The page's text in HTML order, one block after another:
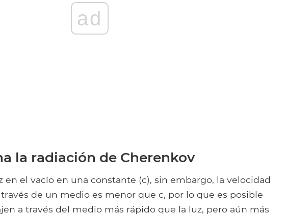
ad
la radiación de Cherenkov
en el vacío en una constante (c), sin embargo, la velocidad
través de un medio es menor que c, por lo que es posible
a través del medio más rápido que la luz, pero aún más